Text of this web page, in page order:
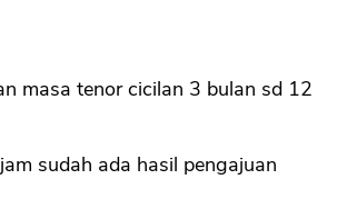
masa tenor cicilan 3 bulan sd 12
sudah ada hasil pengajuan